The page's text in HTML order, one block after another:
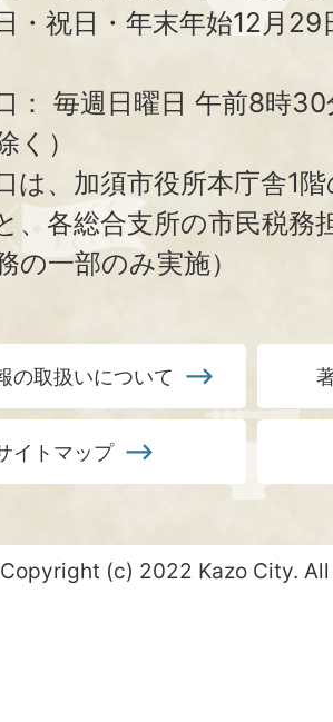
・祝日・年末年始12月
： 毎週日曜日 午前8時
く）
は、加須市役所本庁舎1
、 各総合支所の市民税務
の一部のみ実施）
の取扱いについて
イトマップ
Copyright (c) 2022 Kazo City.